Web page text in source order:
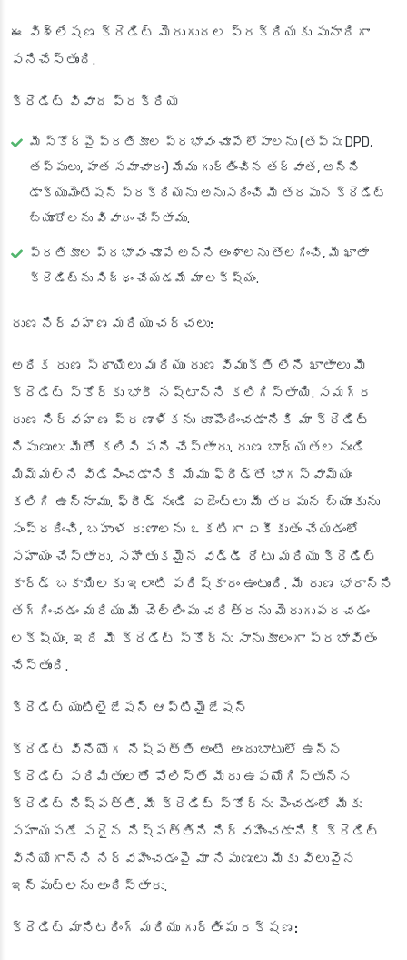
ఈ విశ్లేషణ క్రెడిట్ మెరుగుదల ప్రక్రియకు పునాదిగా
పనిచేస్తుంది.
క్రెడిట్ వివాద ప్రక్రియ
మీ స్కోర్‌పై ప్రతికూల ప్రభావం చూపే లోపాలను (తప్పు DPD,
తప్పులు, పాత సమాచారం) మేము గుర్తించిన తర్వాత, అన్ని
డాక్యుమెంటేషన్ ప్రక్రియను అనుసరించి మీ తరపున క్రెడిట్
బ్యూరోలను వివాదం చేస్తాము.
ప్రతికూల ప్రభావం చూపే అన్ని అంశాలను తొలగించి, మీ ఖాతా
క్రెడిట్‌ను సిద్ధం చేయడమే మా లక్ష్యం.
రుణ నిర్వహణ మరియు చర్చలు:
అధిక రుణ స్థాయిలు మరియు రుణ విముక్తి లేని ఖాతాలు మీ
క్రెడిట్ స్కోర్‌కు భారీ నష్టాన్ని కలిగిస్తాయి. సమగ్ర
రుణ నిర్వహణ ప్రణాళికను రూపొందించడానికి మా క్రెడిట్
నిపుణులు మీతో కలిసి పని చేస్తారు. రుణ బాధ్యతల నుండి
మిమ్మల్ని విడిపించడానికి మేము ఫ్రీడ్‌తో భాగస్వామ్యం
కలిగి ఉన్నాము. ఫ్రీడ్‌ నుండి ఏజెంట్లు మీ తరపున బ్యాంకును
సంప్రదించి, బహుళ రుణాలను ఒకటిగా ఏకీకృతం చేయడంలో
సహాయం చేస్తారు, సహేతుకమైన వడ్డీ రేటు మరియు క్రెడిట్
కార్డ్ బకాయిలకు ఇలాంటి పరిష్కారం ఉంటుంది. మీ రుణ భారాన్ని
తగ్గించడం మరియు మీ చెల్లింపు చరిత్రను మెరుగుపరచడం
లక్ష్యం, ఇది మీ క్రెడిట్ స్కోర్‌ను సానుకూలంగా ప్రభావితం
చేస్తుంది.
క్రెడిట్ యుటిలైజేషన్ ఆప్టిమైజేషన్
క్రెడిట్ వినియోగ నిష్పత్తి అంటే అందుబాటులో ఉన్న
క్రెడిట్ పరిమితులతో పోలిస్తే మీరు ఉపయోగిస్తున్న
క్రెడిట్ నిష్పత్తి. మీ క్రెడిట్ స్కోర్‌ను పెంచడంలో మీకు
సహాయపడే సరైన నిష్పత్తిని నిర్వహించడానికి క్రెడిట్
వినియోగాన్ని నిర్వహించడంపై మా నిపుణులు మీకు విలువైన
ఇన్‌పుట్‌లను అందిస్తారు.
క్రెడిట్ మానిటరింగ్ మరియు గుర్తింపు రక్షణ: